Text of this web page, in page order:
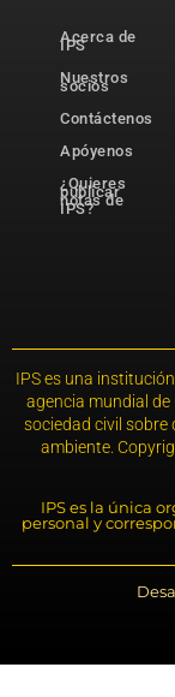
Acerca de
IPS
Nuestros
socios
Contáctenos
Apóyenos
¿Quieres
publicar
notas de
IPS?
IPS es una
agencia mundial de
sociedad civil sobre
ambiente.
IPS es la única
personal y